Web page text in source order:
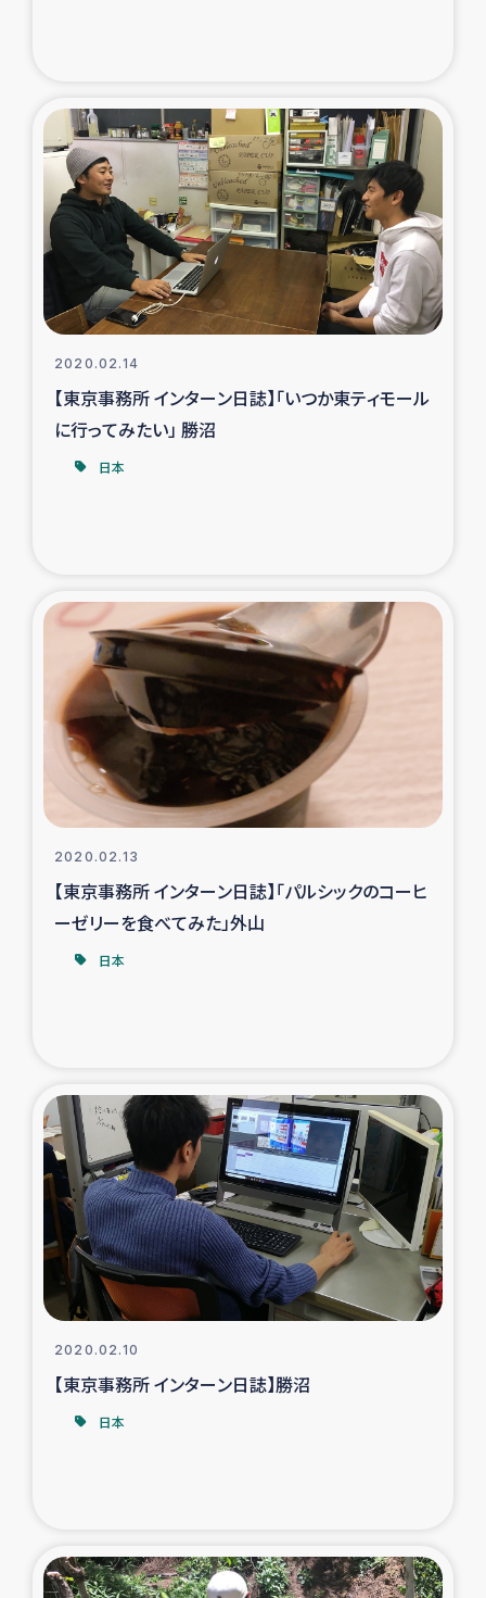
タイ国境ミャンマー移民子ども支援
漁民によるマングローブ植林活動
レバノンでのシリア難民への食糧・越冬支援
レバノンにおける緊急支援
レバノンでのシリア難民・レバノン人への農業支援
石巻市街地在宅被災者支援
復興応援隊の活動
仮設住宅生活支援・農業復興支援
漁業復興支援
経済自立支援事業
ガザ地区での公園の緑化を通じた支援事業
ガザ地区における被災住民への緊急支援
ガザ地区酪農を通した女性グループの生計支援
ふりかけ普及と食生活改善による栄養改善事業
食べる
2020.02.14
【東京事務所 インターン日誌】「いつか東ティモール
に行ってみたい」 勝沼
日本
2020.02.13
【東京事務所 インターン日誌】「パルシックのコーヒ
ーゼリーを食べてみた」外山
日本
2020.02.10
【東京事務所 インターン日誌】勝沼
日本